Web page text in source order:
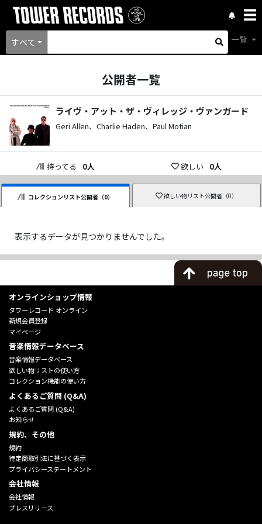
すべて 一覧
公開者一覧
ライヴ・アット・ザ・ヴィレッジ・ヴァンガード
Geri Allen、Charlie Haden、Paul Motian
持ってる 0人 欲しい 0人
コレクションリスト公開者（0） 欲しい物リスト公開者（0）
表示するデータが見つかりませんでした。
オンラインショップ情報
タワーレコード オンライン
新規会員登録
マイページ
音楽情報データベース
音楽情報データベース
欲しい物リストの使い方
コレクション機能の使い方
よくあるご質問 (Q&A)
よくあるご質問 (Q&A)
お知らせ
規約、その他
規約
特定商取引法に基づく表示
プライバシーステートメント
会社情報
会社情報
プレスリリース